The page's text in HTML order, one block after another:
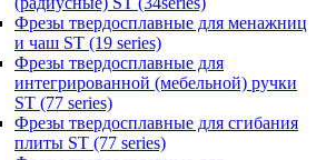
Фрезы твердосплавные для менажниц
и чаш ST (19 series)
Фрезы твердосплавные для
интегрированной (мебельной) ручки
ST (77 series)
Фрезы твердосплавные для сгибания
плиты ST (77 series)